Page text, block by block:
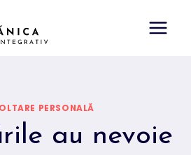
PERSONALĂ
au nevoie